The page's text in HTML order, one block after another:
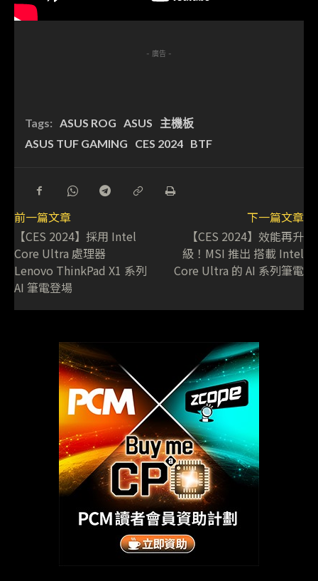
- 廣告 -
Tags: ASUS ROG ASUS
主機板
ASUS TUF GAMING
CES 2024 BTF
前一篇文章
【CES 2024】採用 Intel
Core Ultra 處理器
Lenovo ThinkPad X1 系列
AI 筆電登場
下一篇文章
【CES 2024】效能再升
級！MSI 推出 搭載 Intel
Core Ultra 的 AI 系列筆電